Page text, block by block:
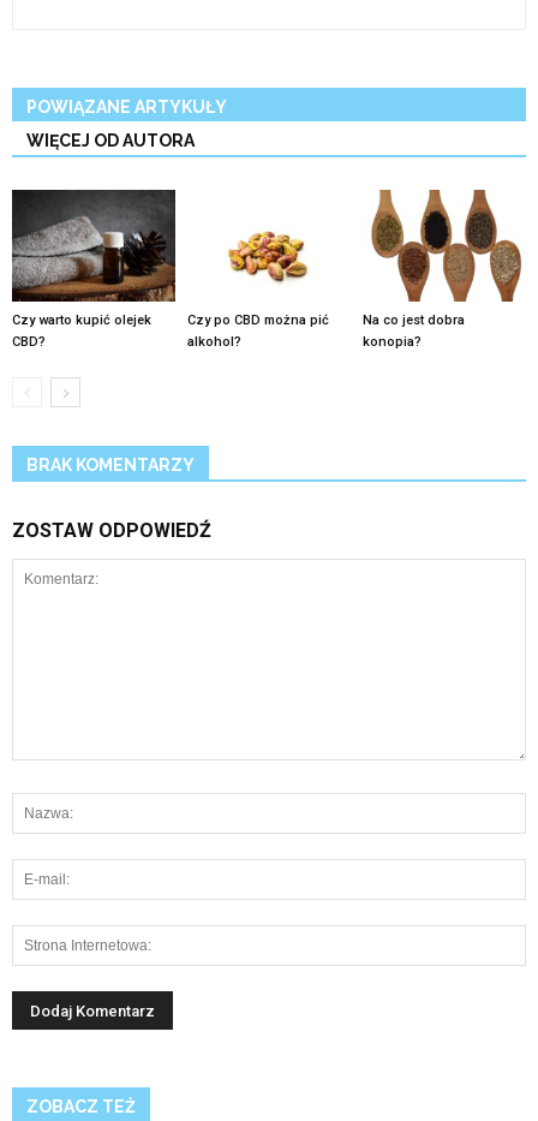
POWIĄZANE ARTYKUŁY
WIĘCEJ OD AUTORA
Czy warto kupić olejek
CBD?
Czy po CBD można pić
alkohol?
Na co jest dobra
konopia?
BRAK KOMENTARZY
ZOSTAW ODPOWIEDŹ
ZOBACZ TEŻ